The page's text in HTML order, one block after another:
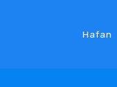
Hafan